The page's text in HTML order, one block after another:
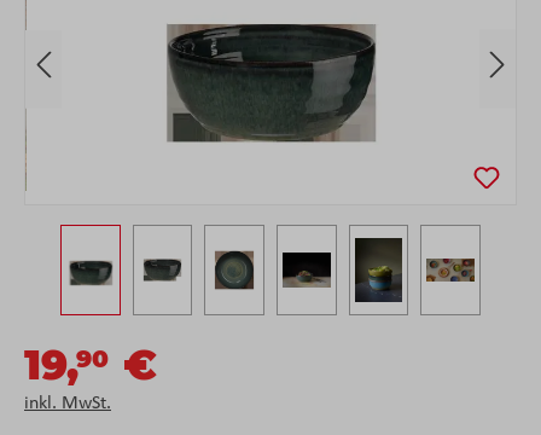
19,90 €
inkl. MwSt.